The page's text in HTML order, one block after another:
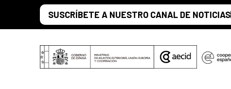
Saltar al contenido principal
SUSCRÍBETE A NUESTRO CANAL DE NOTICIAS